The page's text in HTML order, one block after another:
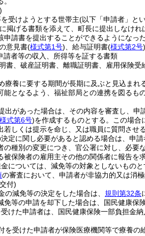
受けようとする世帯主(以下「申請者」と
掲げる書類を添えて、町長に提出しなけれ
請書を提出することができるようになっ
意見書(様式第1号) 、給与証明書(様式第2号)
請者等の収入、所得等を証する書類
書、破産証明書、離職証明書、雇用保険
療養に要する期間が長期に及ぶと見込ま
となるよう、福祉部局との連携を図るもの
出があった場合は、その内容を審査し、
様式第6号)を作成するものとする。
この場合
しくは提示を命じ、又は職員に質問させ
定に関し必要があると認める場合は、申
の種別の変更につき、官公署に対し、必
保険者の雇用主その他の関係者に報告を
については、減免等の対象としないものと
の審査において、申請者が非協力的又は消
付)
の減免等の決定をした場合は、 規則第32条
免等の申請を却下した場合は、国民健康保
けた申請者は、国民健康保険一部負担金
を受けた申請者が保険医療機関等で療養